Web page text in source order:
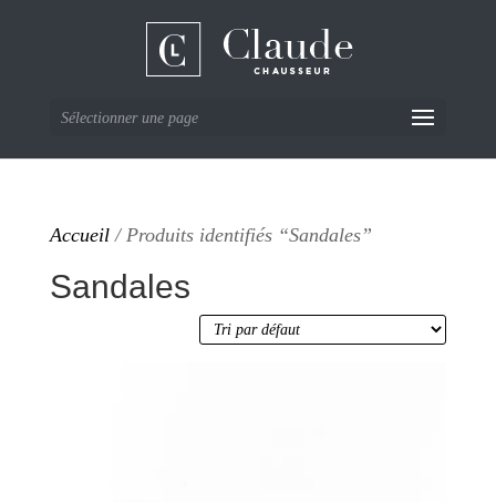
Sélectionner une page
Accueil/ Produits identifiés “Sandales”
Sandales